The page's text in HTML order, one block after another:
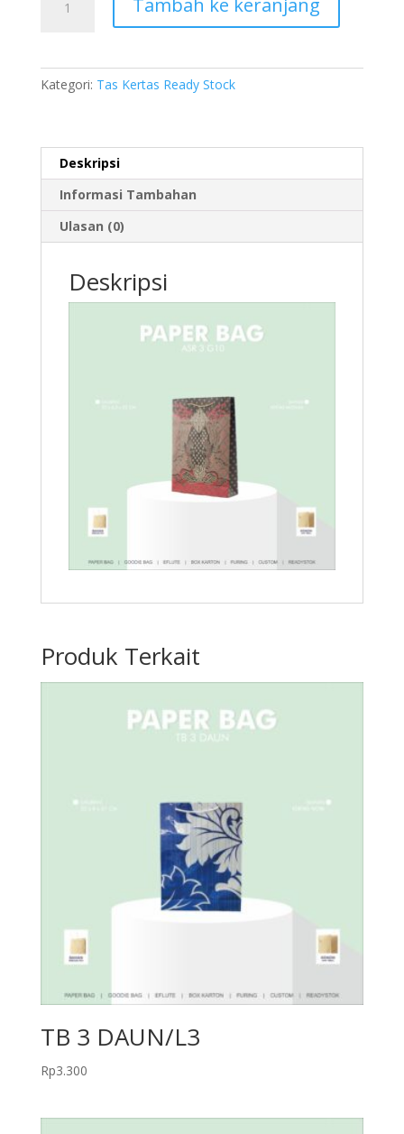
Tambah ke keranjang
Kategori: Tas Kertas Ready Stock
Deskripsi
Informasi Tambahan
Ulasan (0)
Deskripsi
Produk Terkait
TB 3 DAUN/L3
Rp3.300